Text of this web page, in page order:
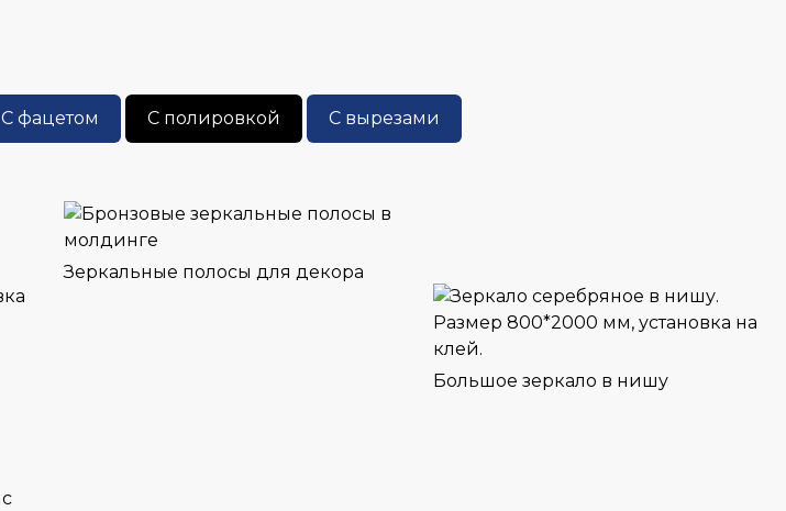
С фацетом С полировкой С вырезами
Зеркальные полосы для декора
Большое зеркало в нишу